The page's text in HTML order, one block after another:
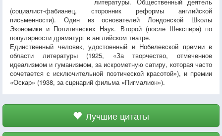
(социалист-фабианец, сторонник реформы английской
письменности). Один из основателей Лондонской Школы
Экономики и Политических Наук. Второй (после Шекспира) по
популярности драматург в английском театре.
Единственный человек, удостоенный и Нобелевской премии в
области литературы (1925, «За творчество, отмеченное
идеализмом и гуманизмом, за искрометную сатиру, которая часто
сочетается с исключительной поэтической красотой»), и премии
«Оскар» (1938, за сценарий фильма «Пигмалион»).
Лучшие цитаты